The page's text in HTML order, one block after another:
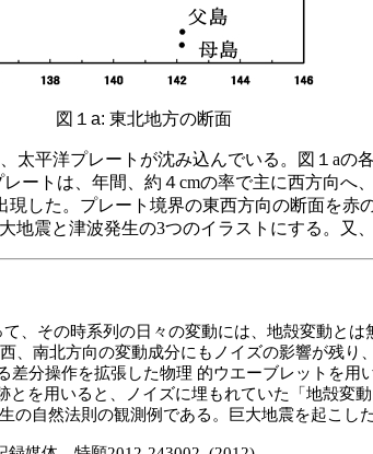
図１ a: 東北地方の断面
太平洋プレートが沈み込んでいる。図１ aの各
ートは、年間、約４cmの率で主に西方向へ
現した。プレート境界の東西方向の断面を赤
地震と津波発生の3つのイラストにする。又
、その時系列の日々の変動には、地殻変動と
、 南北方向の変動成分にもノイズの影響が残り
差分操作を拡張した物理 的ウエーブレットを用
とを用いると、ノイズに埋もれていた「 地殻変動
の自然法則の観測例である。巨大地震を起こし